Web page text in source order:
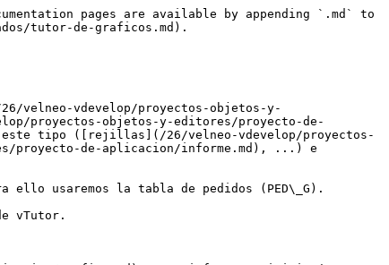
pages are available by appending `.md` to
tutor-de-graficos.md).
velneo-vdevelop/proyectos-objetos-y-
proyectos-objetos-y-editores/proyecto-de-
este tipo ([rejillas](/26/velneo-vdevelop/proyectos-
proyecto-de-aplicacion/informe.md), ...) e
usaremos la tabla de pedidos (PED\_G).
vTutor.